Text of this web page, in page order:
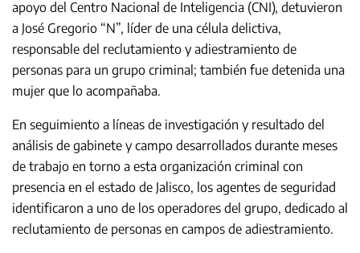
apoyo del Centro Nacional de Inteligencia (CNI), detuvieron
a José Gregorio “N”, líder de una célula delictiva,
responsable del reclutamiento y adiestramiento de
personas para un grupo criminal; también fue detenida una
mujer que lo acompañaba.
En seguimiento a líneas de investigación y resultado del
análisis de gabinete y campo desarrollados durante meses
de trabajo en torno a esta organización criminal con
presencia en el estado de Jalisco, los agentes de seguridad
identificaron a uno de los operadores del grupo, dedicado al
reclutamiento de personas en campos de adiestramiento.